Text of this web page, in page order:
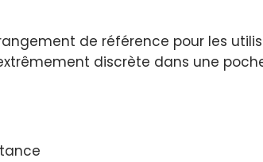
rangement de référence pour les
discrète dans une